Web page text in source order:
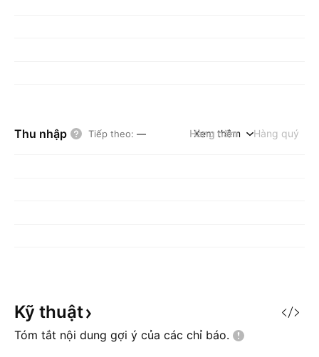
Thu nhập Tiếp theo: — Hàng năm Hàng quý
Xem thêm
Kỹ thuật
Tóm tắt nội dung gợi ý của các chỉ báo.